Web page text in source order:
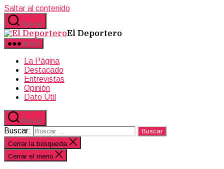
Saltar al contenido
Buscar
El Deportero
Menú
La Página
Destacado
Entrevistas
Opinión
Dato Útil
Buscar
Buscar:
Cerrar la búsqueda
Cerrar el menú